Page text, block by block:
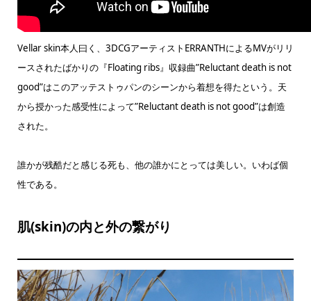
Vellar skin本人曰く、3DCGアーティストERRANTHによるMVがリリ
ースされたばかりの『Floating ribs』収録曲”Reluctant death is not
good”はこのアッテストゥパンのシーンから着想を得たという。天
から授かった感受性によって”Reluctant death is not good”は創造
された。
誰かが残酷だと感じる死も、他の誰かにとっては美しい。いわば個
性である。
肌(skin)の内と外の繋がり